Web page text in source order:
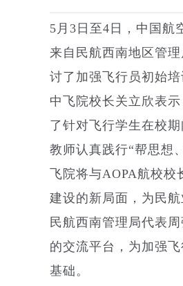
5月3日至4日，中国航
来自民航西南地区管
讨了加强飞行员初始
中飞院校长关立欣表
了针对飞行学生在校
教师认真践行“帮思想
飞院将与AOPA航校
建设的新局面，为民
民航西南管理局代表
的交流平台，为加强
基础。